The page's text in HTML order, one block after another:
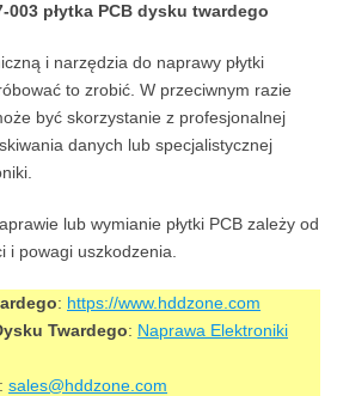
003 płytka PCB dysku twardego
i narzędzia do naprawy płytki
to zrobić. W przeciwnym razie
być skorzystanie z profesjonalnej
danych lub specjalistycznej
lub wymianie płytki PCB zależy od
i powagi uszkodzenia.
: https://www.hddzone.com
Twardego: Naprawa Elektroniki
: sales@hddzone.com